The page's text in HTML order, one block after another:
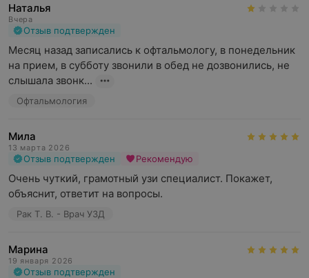
Наталья
Вчера
Отзыв подтвержден
Месяц назад записались к офтальмологу, в понедельник
на прием, в субботу звонили в обед не дозвонились, не
слышала звонк...
Офтальмология
Мила
13 марта 2026
Отзыв подтвержден Рекомендую
Очень чуткий, грамотный узи специалист. Покажет,
объяснит, ответит на вопросы.
Рак Т. В. - Врач УЗД
Марина
19 января 2026
Отзыв подтвержден